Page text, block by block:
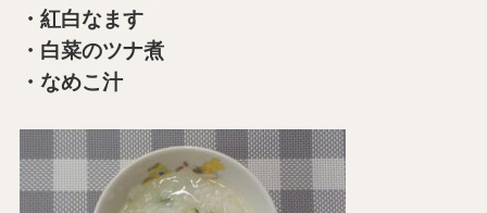
・紅白なます
・白菜のツナ煮
・なめこ汁